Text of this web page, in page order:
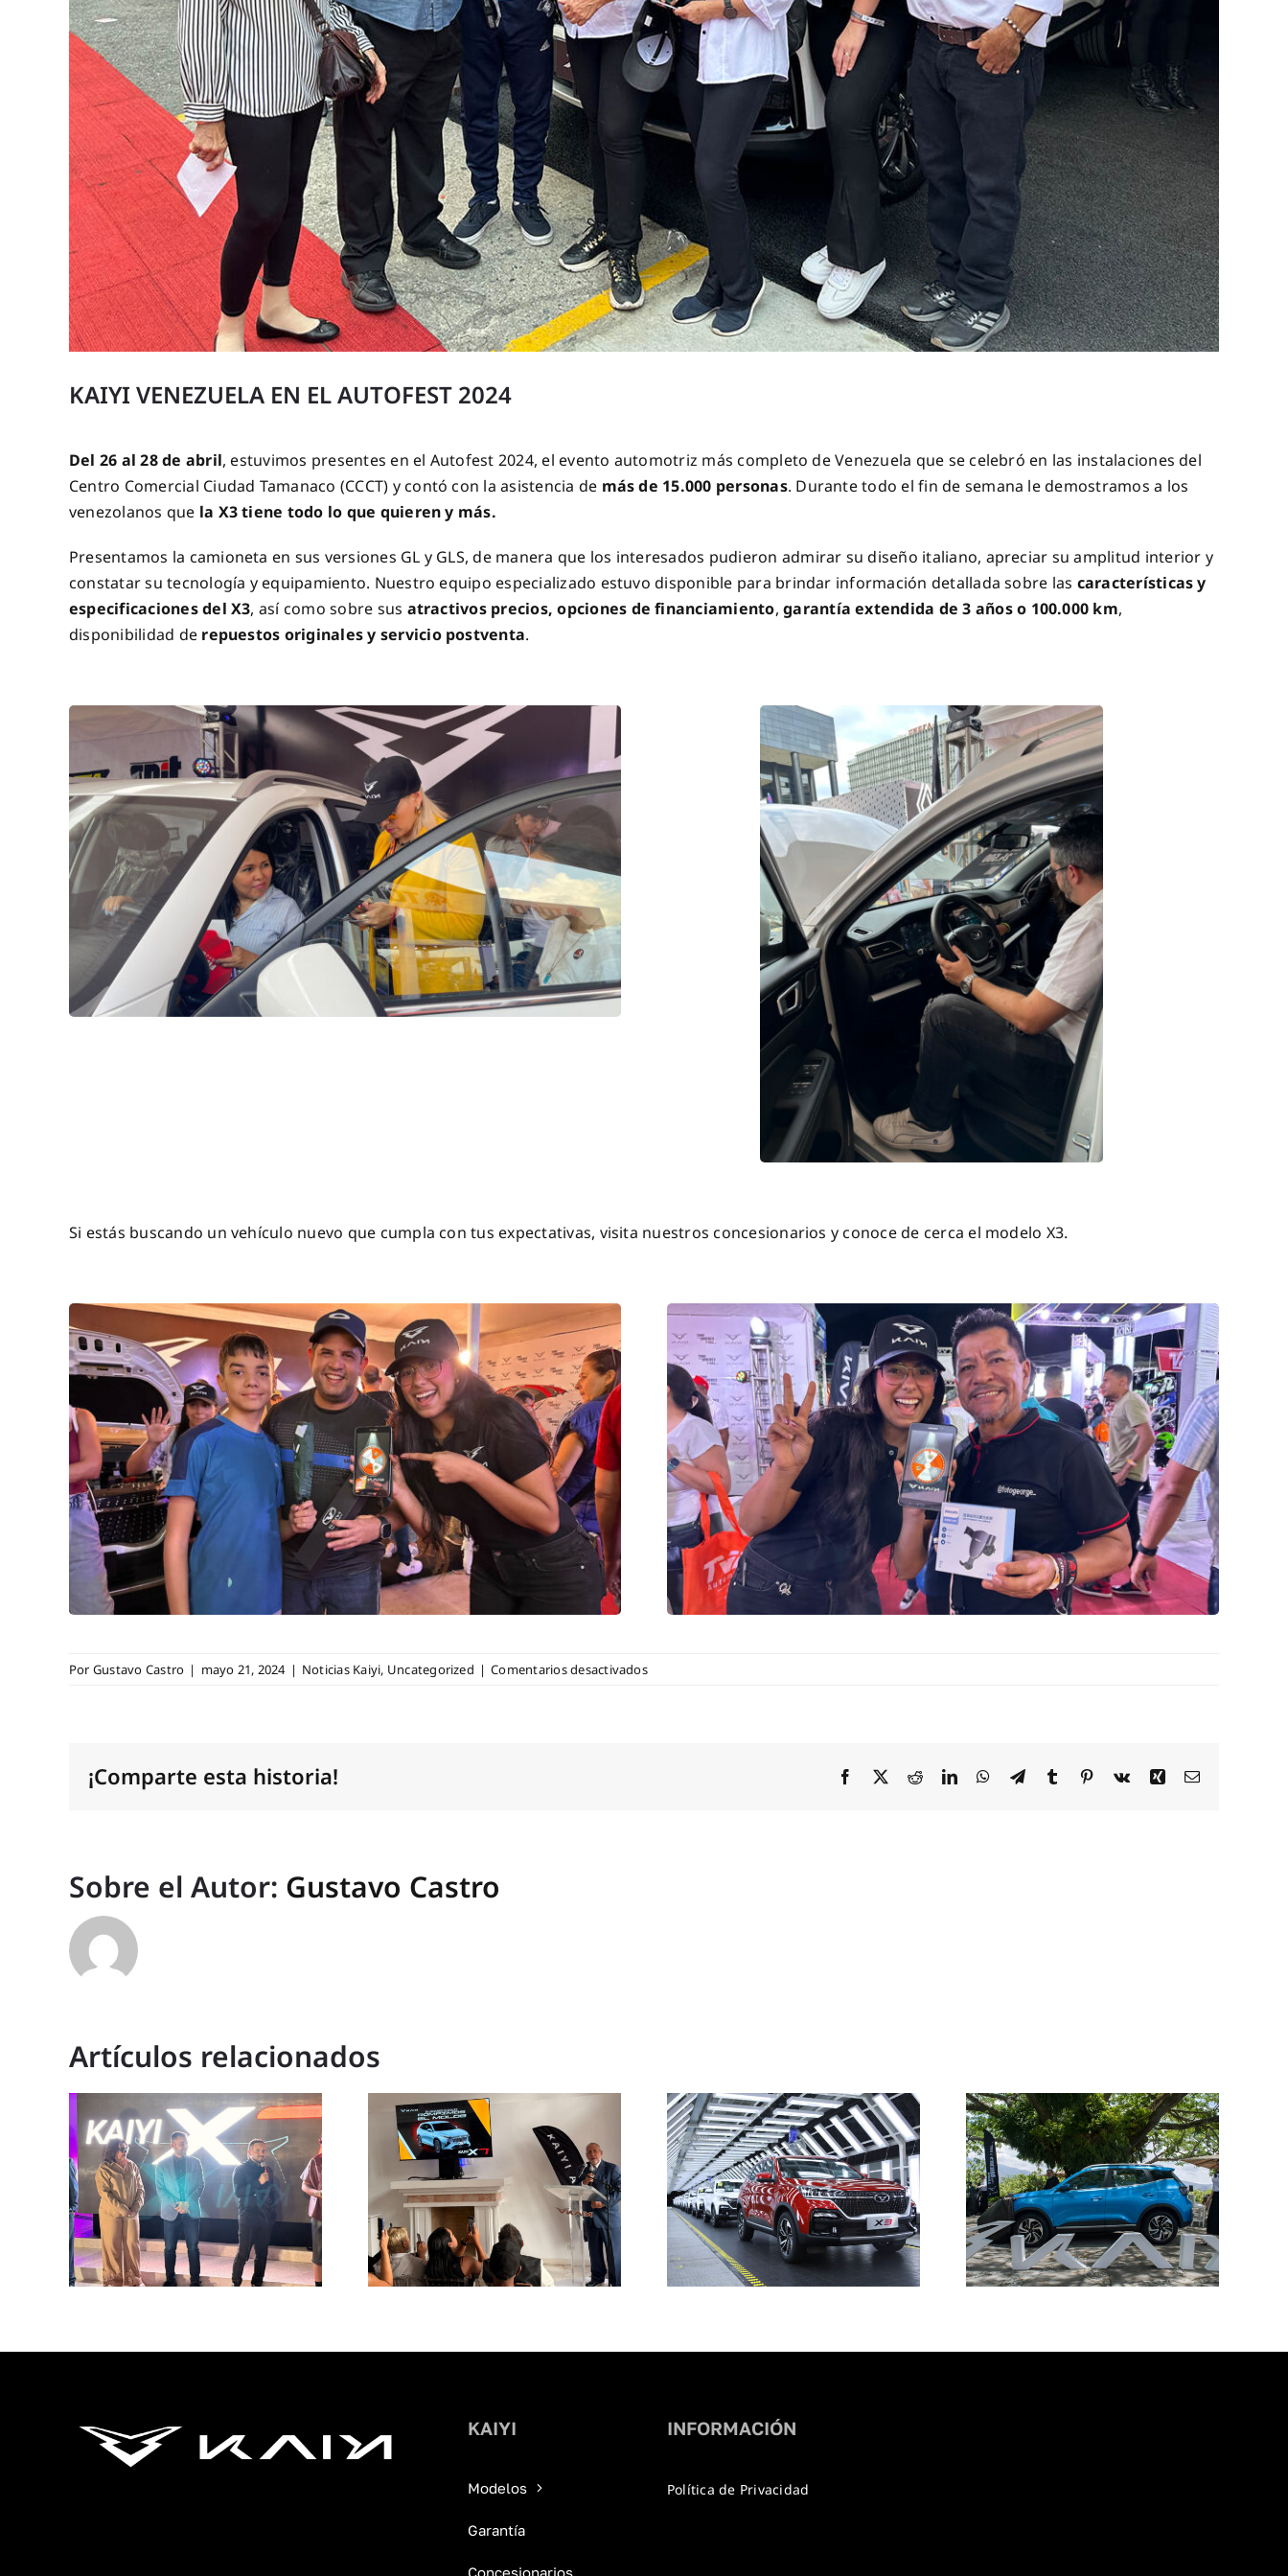
KAIYI VENEZUELA EN EL AUTOFEST 2024
Del 26 al 28 de abril, estuvimos presentes en el Autofest 2024, el evento automotriz más completo de Venezuela que se celebró en las instalaciones del
Centro Comercial Ciudad Tamanaco (CCCT) y contó con la asistencia de más de 15.000 personas. Durante todo el fin de semana le demostramos a los
venezolanos que la X3 tiene todo lo que quieren y más.
Presentamos la camioneta en sus versiones GL y GLS, de manera que los interesados pudieron admirar su diseño italiano, apreciar su amplitud interior y
constatar su tecnología y equipamiento. Nuestro equipo especializado estuvo disponible para brindar información detallada sobre las características y
especificaciones del X3, así como sobre sus atractivos precios, opciones de financiamiento,garantía extendida de 3 años o 100.000 km,
disponibilidad de repuestos originalesy servicio postventa.
Si estás buscando un vehículo nuevo que cumpla con tus expectativas, visita nuestros concesionarios y conoce de cerca el modelo X3.
PorGustavo Castro | mayo 21, 2024 | Noticias Kaiyi, Uncategorized | Comentarios desactivadosen
¡Comparte esta historia! Facebook
X RedditLinkedInWhatsApp
TelegramTumblr Pinterest
Vk Xing Correo
Sobre el Autor: Gustavo Castro
Artículos relacionados
KAIYI
Modelos
Garantía
Concesionarios
INFORMACIÓN
Política de Privacidad